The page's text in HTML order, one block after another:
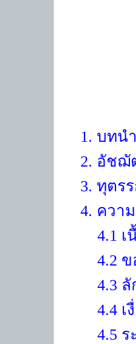
1. บทนำ
2. อัชฌั
3. ทุตร
4. ควา
4.1 เ
4.2 ข
4.3
4.4 เ
4.5 ร